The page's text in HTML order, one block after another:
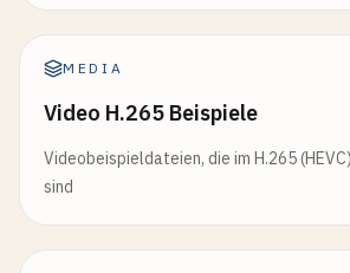
MEDIA
Video H.265 Beispiele
Videobeispieldateien, die im H.265
sind